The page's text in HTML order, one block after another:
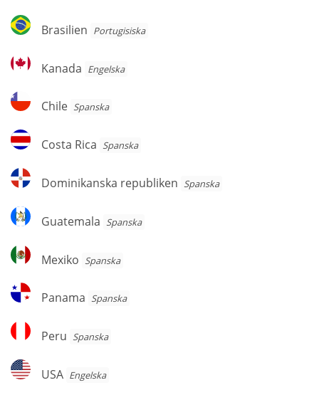
Brasilien
Brasilien Portugisiska
Kanada
Kanada Engelska
Chile
Chile Spanska
Costa
Rica
Costa Rica Spanska
Dominikanska
republiken
Dominikanska republiken Spanska
Guatemala
Guatemala Spanska
Mexiko
Mexiko Spanska
Panama
Panama Spanska
Peru
Peru Spanska
USA
USA Engelska